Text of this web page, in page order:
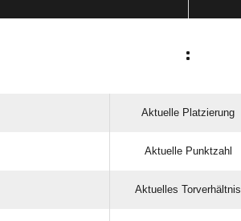
:
Aktuelle Platzierung
Aktuelle Punktzahl
Aktuelles Torverhältnis